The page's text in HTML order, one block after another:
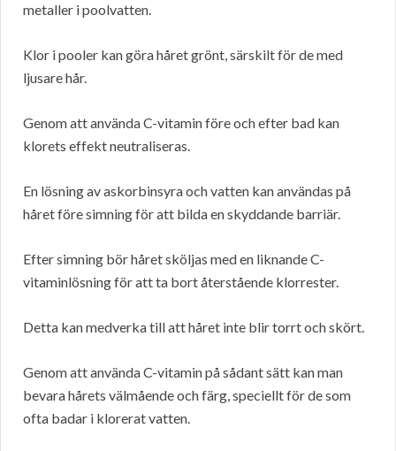
metaller i poolvatten.
Klor i pooler kan göra håret grönt, särskilt för de med
ljusare hår.
Genom att använda C-vitamin före och efter bad kan
klorets effekt neutraliseras.
En lösning av askorbinsyra och vatten kan användas på
håret före simning för att bilda en skyddande barriär.
Efter simning bör håret sköljas med en liknande C-
vitaminlösning för att ta bort återstående klorrester.
Detta kan medverka till att håret inte blir torrt och skört.
Genom att använda C-vitamin på sådant sätt kan man
bevara hårets välmående och färg, speciellt för de som
ofta badar i klorerat vatten.